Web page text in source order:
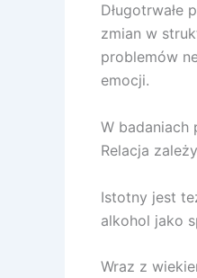
zmian w
problemów
emocji.
W badaniach
Relacja
Istotny jest
alkohol jako
Wraz z